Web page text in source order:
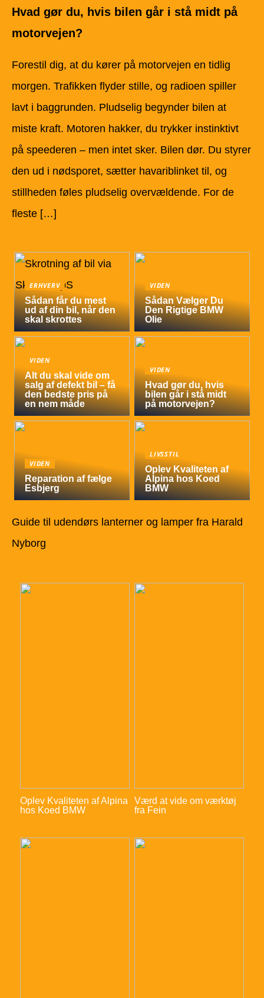
Hvad gør du, hvis bilen går i stå midt på
motorvejen?
Forestil dig, at du kører på motorvejen en tidlig
morgen. Trafikken flyder stille, og radioen spiller
lavt i baggrunden. Pludselig begynder bilen at
miste kraft. Motoren hakker, du trykker instinktivt
på speederen – men intet sker. Bilen dør. Du styrer
den ud i nødsporet, sætter havariblinket til, og
stillheden føles pludselig overvældende. For de
fleste […]
ERHVERV
Sådan får du mest
ud af din bil, når den
skal skrottes
VIDEN
Sådan Vælger Du
Den Rigtige BMW
Olie
VIDEN
Alt du skal vide om
salg af defekt bil – få
den bedste pris på
en nem måde
VIDEN
Hvad gør du, hvis
bilen går i stå midt
på motorvejen?
VIDEN
Reparation af fælge
Esbjerg
LIVSSTIL
Oplev Kvaliteten af
Alpina hos Koed
BMW
Guide til udendørs lanterner og lamper fra Harald
Nyborg
Oplev Kvaliteten af Alpina
hos Koed BMW
Værd at vide om værktøj
fra Fein